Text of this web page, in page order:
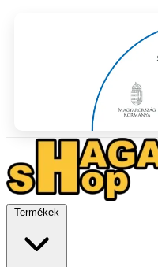
Termékek